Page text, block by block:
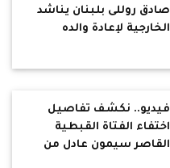
صادق روللى بلبنان يناشد
الخارجية لإعادة والده
فيديو.. نكشف تفاصيل
اختفاء الفتاة القبطية
القاصر سيمون عادل من